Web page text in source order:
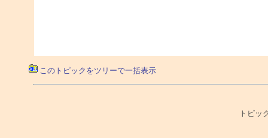
このトピックをツリーで一括表示
トピッ